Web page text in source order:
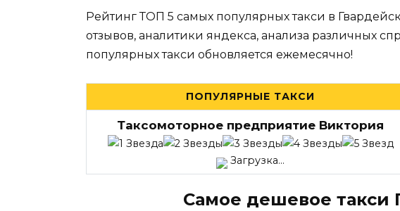
Рейтинг ТОП 5 самых популярных такси в
отзывов, аналитики яндекса, анализа различных
популярных такси обновляется ежемесячно!
ПОПУЛЯРНЫЕ ТАКСИ
Таксомоторное предприятие Виктория
Загрузка...
Самое дешевое такси